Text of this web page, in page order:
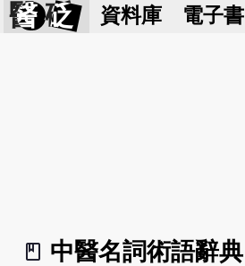
醫 砭 資料庫 電子書
book_2
中醫名詞術語辭典